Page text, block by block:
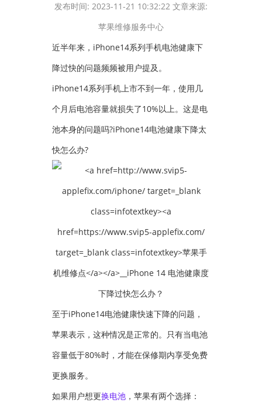
发布时间: 2023-11-21 10:32:22 文章来源:
苹果维修服务中心
近半年来，iPhone14系列手机电池健康下
降过快的问题频频被用户提及。
iPhone14系列手机上市不到一年，使用几
个月后电池容量就损失了10%以上。这是电
池本身的问题吗?iPhone14电池健康下降太
快怎么办?
至于iPhone14电池健康快速下降的问题，
苹果表示，这种情况是正常的。只有当电池
容量低于80%时，才能在保修期内享受免费
更换服务。
如果用户想更换电池 ，苹果有两个选择：